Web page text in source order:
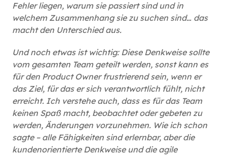
Fehler liegen, warum sie passiert sind und in
welchem Zusammenhang sie zu suchen sind… das
macht den Unterschied aus.
Und noch etwas ist wichtig: Diese Denkweise sollte
vom gesamten Team geteilt werden, sonst kann es
für den Product Owner frustrierend sein, wenn er
das Ziel, für das er sich verantwortlich fühlt, nicht
erreicht. Ich verstehe auch, dass es für das Team
keinen Spaß macht, beobachtet oder gebeten zu
werden, Änderungen vorzunehmen. Wie ich schon
sagte – alle Fähigkeiten sind erlernbar, aber die
kundenorientierte Denkweise und die agile